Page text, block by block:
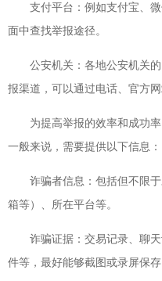
支付平台：例如支付宝、
面中查找举报途径。
公安机关：各地公安机关
报渠道，可以通过电话、官方网
为提高举报的效率和成功
一般来说，需要提供以下信息：
诈骗者信息：包括但不限
箱等）、所在平台等。
诈骗证据：交易记录、聊
件等，最好能够截图或录屏保存